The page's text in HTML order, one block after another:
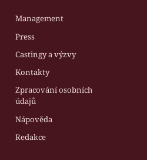
Management
Press
Castingy a výzvy
Kontakty
Zpracování osobních
údajů
Nápověda
Redakce